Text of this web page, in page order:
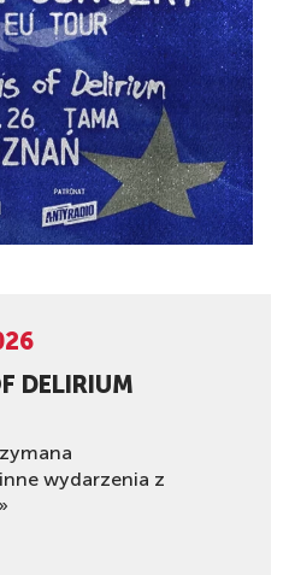
DELIRIUM
wydarzenia z